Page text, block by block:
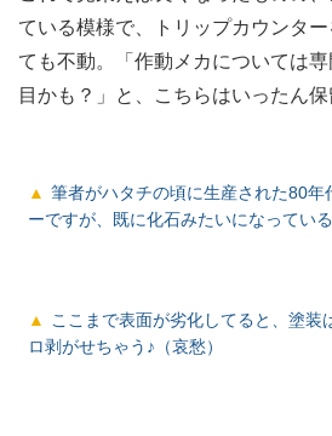
ている模様で、トリップカウンタ
ても不動。「作動メカについては
目かも？」と、こちらはいったん保
筆者がハタチの頃に生産された80年
ーですが、既に化石みたいになってい
ここまで表面が劣化してると、塗装
ロ剥がせちゃう♪（哀愁）